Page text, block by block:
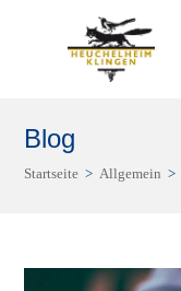
Blog
Startseite > Allgemein >